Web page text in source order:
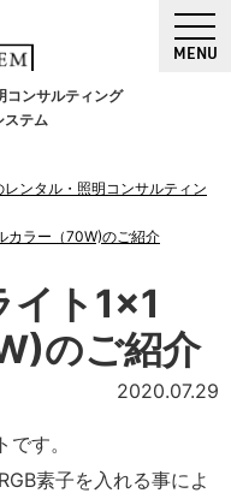
コンサルティング
ステム
MENU
ンタル・照明コンサルティン
ラー（70W)のご紹介
イト1×1
のご紹介
2020.07.29
す。
素子を入れる事によ